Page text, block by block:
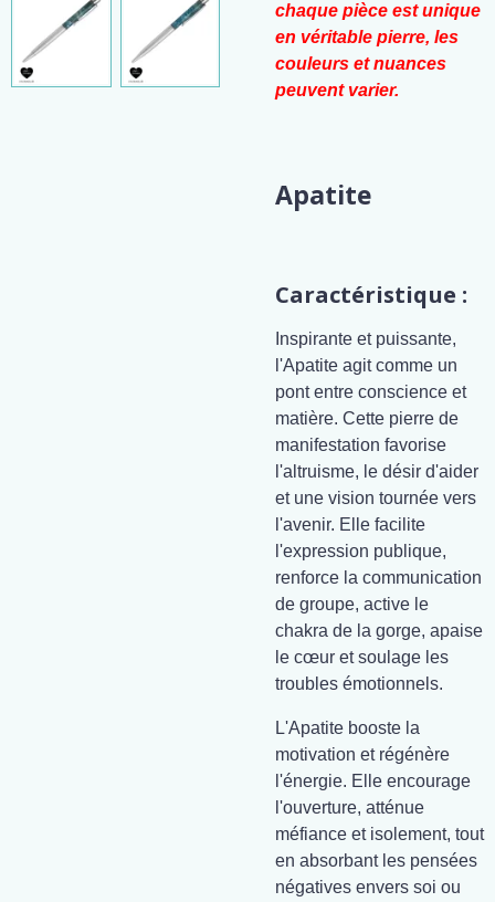
chaque pièce est unique
en véritable pierre, les
couleurs et nuances
peuvent varier.
Apatite
Caractéristique :
Inspirante et puissante,
l'Apatite agit comme un
pont entre conscience et
matière. Cette pierre de
manifestation favorise
l'altruisme, le désir d'aider
et une vision tournée vers
l'avenir. Elle facilite
l'expression publique,
renforce la communication
de groupe, active le
chakra de la gorge, apaise
le cœur et soulage les
troubles émotionnels.
L'Apatite booste la
motivation et régénère
l'énergie. Elle encourage
l'ouverture, atténue
méfiance et isolement, tout
en absorbant les pensées
négatives envers soi ou